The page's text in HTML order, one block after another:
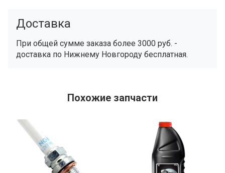
Доставка
При общей сумме заказа более 3000 руб. -
доставка по Нижнему Новгороду бесплатная.
Похожие запчасти